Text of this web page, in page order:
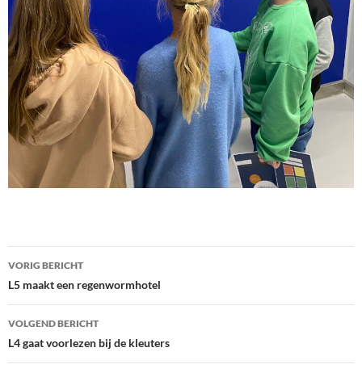
Bericht
navigatie
VORIG BERICHT
L5 maakt een regenwormhotel
VOLGEND BERICHT
L4 gaat voorlezen bij de kleuters